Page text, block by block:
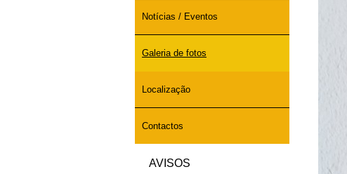
Notícias / Eventos
Galeria de fotos
Localização
Contactos
AVISOS